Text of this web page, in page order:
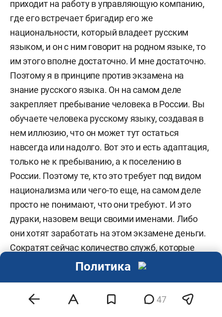
приходит на работу в управляющую компанию,
где его встречает бригадир его же
национальности, который владеет русским
языком, и он с ним говорит на родном языке, то
им этого вполне достаточно. И мне достаточно.
Поэтому я в принципе против экзамена на
знание русского языка. Он на самом деле
закрепляет пребывание человека в России. Вы
обучаете человека русскому языку, создавая в
нем иллюзию, что он может тут остаться
навсегда или надолго. Вот это и есть адаптация,
только не к пребыванию, а к поселению в
России. Поэтому те, кто это требует под видом
национализма или чего-то еще, на самом деле
просто не понимают, что они требуют. И это
дураки, назовем вещи своими именами. Либо
они хотят заработать на этом экзамене деньги.
Сократят сейчас количество служб, которые
выдают такой сертификат, значит, на него
государственном вузе будет за 20 тысяч.
47
Политика